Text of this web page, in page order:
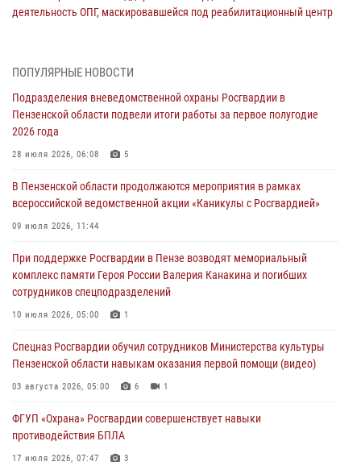
деятельность ОПГ, маскировавшейся под реабилитационный центр
работы за первое полугодие 2026 года
Росгвардия обеспечила безопасность праздничных мероприятий в
1
В Пензе сотрудники Росгвардии задержали мужчину, который
дома
03 августа 2026, 05:59
Росгвардейцы Пензенской области отмечают 35-летие дежурной
03 августа 2026, 05:15
ПОПУЛЯРНЫЕ НОВОСТИ
Подразделения вневедомственной охраны Росгвардии в
Пензенской области подвели итоги работы за первое полугодие
2026 года
28 июля 2026, 06:08 5
В Пензенской области продолжаются мероприятия в рамках
всероссийской ведомственной акции «Каникулы с Росгвардией»
09 июля 2026, 11:44
При поддержке Росгвардии в Пензе возводят мемориальный
комплекс памяти Героя России Валерия Канакина и погибших
сотрудников спецподразделений
10 июля 2026, 05:00 1
Спецназ Росгвардии обучил сотрудников Министерства культуры
Пензенской области навыкам оказания первой помощи (видео)
03 августа 2026, 05:00 6 1
ФГУП «Охрана» Росгвардии совершенствует навыки
противодействия БПЛА
17 июля 2026, 07:47 3